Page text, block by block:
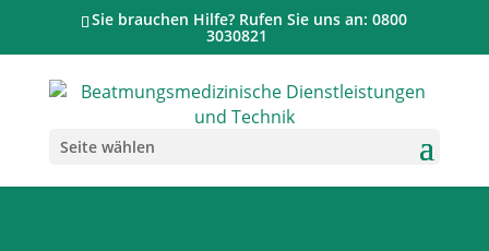
Sie brauchen Hilfe? Rufen Sie uns an: 0800
3030821
Seite wählen